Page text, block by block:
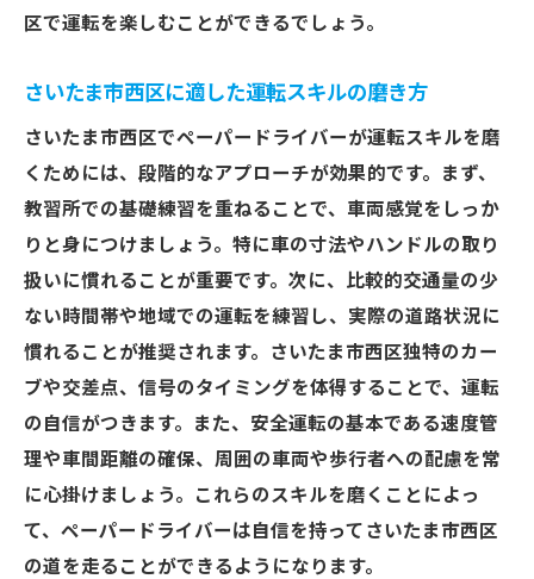
区で運転を楽しむことができるでしょう。
さいたま市西区に適した運転スキルの磨き方
さいたま市西区でペーパードライバーが運転スキルを磨
くためには、段階的なアプローチが効果的です。まず、
教習所での基礎練習を重ねることで、車両感覚をしっか
りと身につけましょう。特に車の寸法やハンドルの取り
扱いに慣れることが重要です。次に、比較的交通量の少
ない時間帯や地域での運転を練習し、実際の道路状況に
慣れることが推奨されます。さいたま市西区独特のカー
ブや交差点、信号のタイミングを体得することで、運転
の自信がつきます。また、安全運転の基本である速度管
理や車間距離の確保、周囲の車両や歩行者への配慮を常
に心掛けましょう。これらのスキルを磨くことによっ
て、ペーパードライバーは自信を持ってさいたま市西区
の道を走ることができるようになります。